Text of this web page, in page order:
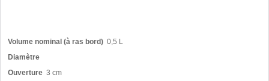
Volume nominal (à ras bord) 0,5 L
Diamètre
Ouverture 3 cm